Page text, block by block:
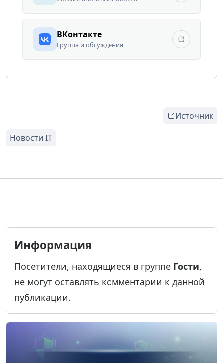
ВКонтакте
Группа и обсуждения
Источник
Информация
Посетители, находящиеся в группе Гости,
не могут оставлять комментарии к данной
публикации.